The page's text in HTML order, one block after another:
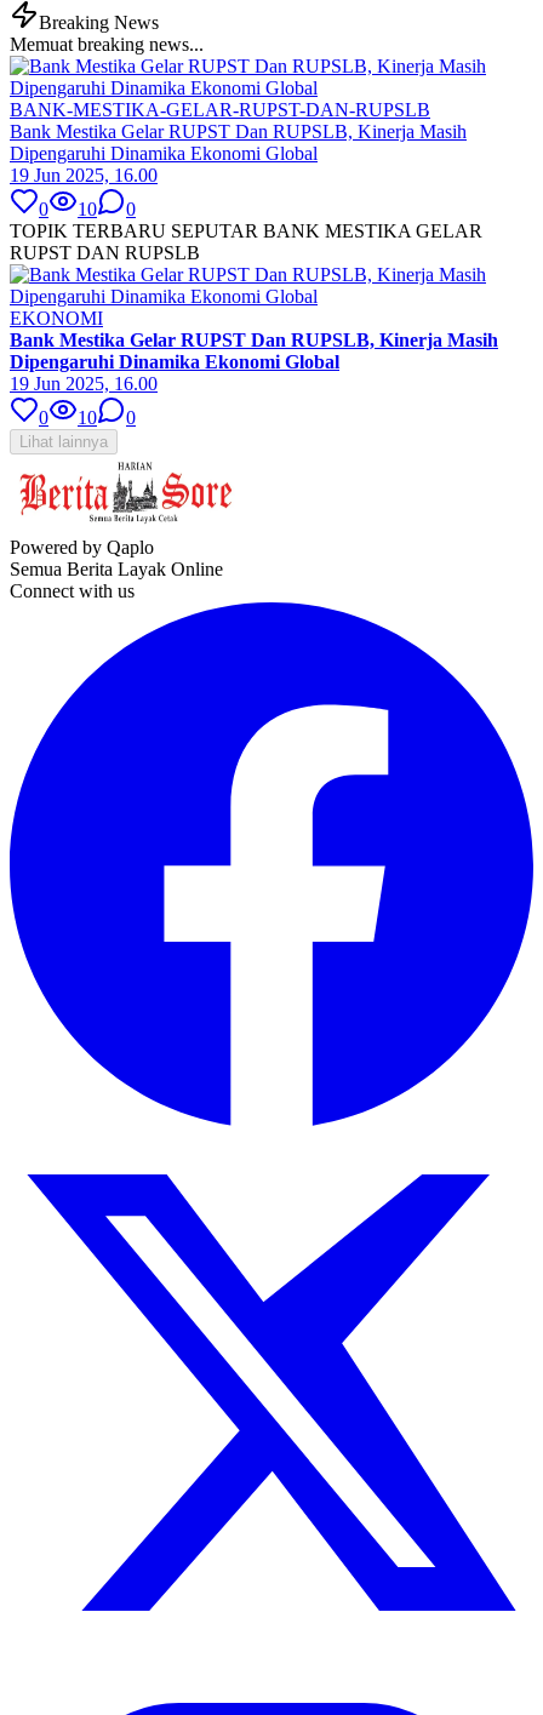
Breaking News
Memuat breaking news...
BANK-MESTIKA-GELAR-RUPST-DAN-RUPSLB
Bank Mestika Gelar RUPST Dan RUPSLB, Kinerja Masih
Dipengaruhi Dinamika Ekonomi Global
19 Jun 2025, 16.00
0
10
0
TOPIK TERBARU SEPUTAR BANK MESTIKA GELAR
RUPST DAN RUPSLB
EKONOMI
Bank Mestika Gelar RUPST Dan RUPSLB, Kinerja Masih
Dipengaruhi Dinamika Ekonomi Global
19 Jun 2025, 16.00
0
10 0
Lihat lainnya
Powered by Qaplo
Semua Berita Layak Online
Connect with us